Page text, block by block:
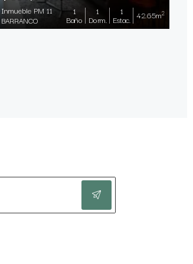
Inmueble PM 11
BARRANCO
1
Baño
1
Dorm.
1
Estac. 42.65m2